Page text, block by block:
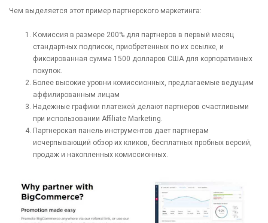
Чем выделяется этот пример партнерского маркетинга:
Комиссия в размере 200% для партнеров в первый месяц
стандартных подписок, приобретенных по их ссылке, и
фиксированная сумма 1500 долларов США для корпоративных
покупок.
Более высокие уровни комиссионных, предлагаемые ведущим
аффилированным лицам
Надежные графики платежей делают партнеров счастливыми
при использовании Affiliate Marketing.
Партнерская панель инструментов дает партнерам
исчерпывающий обзор их кликов, бесплатных пробных версий,
продаж и накопленных комиссионных.